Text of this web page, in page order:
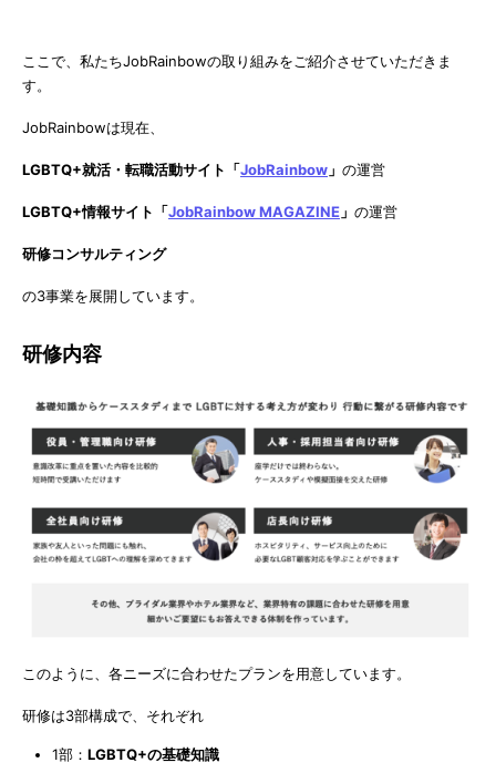
ここで、私たちJobRainbowの取り組みをご紹介させていただきま
す。
JobRainbowは現在、
LGBTQ+就活・転職活動サイト「JobRainbow 」 の運営
LGBTQ+情報サイト「JobRainbow MAGAZINE 」 の運営
研修コンサルティング
の3事業を展開しています。
研修内容
このように、各ニーズに合わせたプランを用意しています。
研修は3部構成で、それぞれ
1部：LGBTQ+の基礎知識